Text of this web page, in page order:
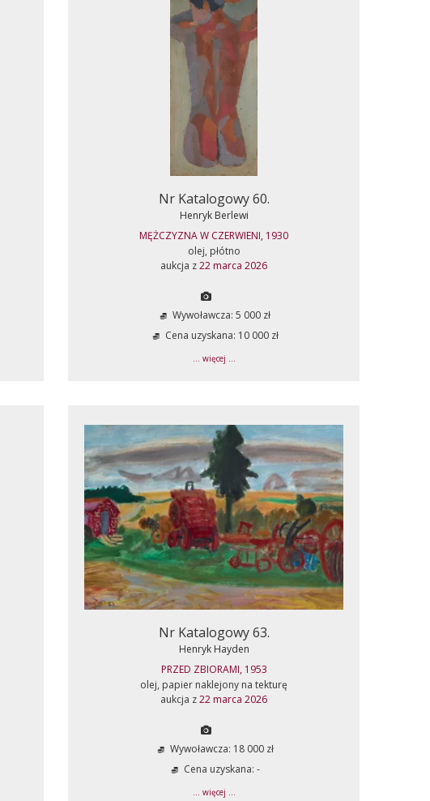
Nr Katalogowy 60.
Henryk Berlewi
MĘŻCZYZNA W CZERWIENI, 1930
olej, płótno
aukcja z22 marca 2026
Wywoławcza: 5 000 zł
Cena uzyskana: 10 000 zł
... więcej ...
Nr Katalogowy 63.
Henryk Hayden
PRZED ZBIORAMI, 1953
olej, papier naklejony na tekturę
aukcja z22 marca 2026
Wywoławcza: 18 000 zł
Cena uzyskana: -
... więcej ...